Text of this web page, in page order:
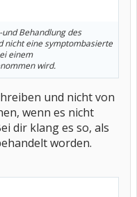
Behandlung des
nicht eine symptombasierte
einem
wird.
und nicht von
wenn es nicht
dir klang es so, als
worden.